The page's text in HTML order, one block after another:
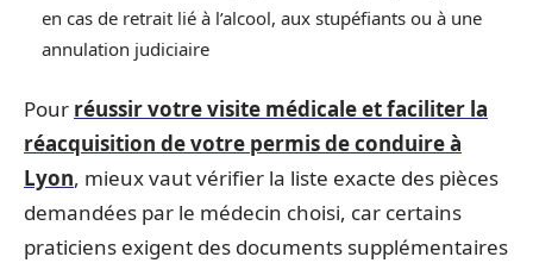
en cas de retrait lié à l’alcool, aux stupéfiants ou à une
annulation judiciaire
Pour réussir votre visite médicale et faciliter la
réacquisition de votre permis de conduire à
Lyon, mieux vaut vérifier la liste exacte des pièces
demandées par le médecin choisi, car certains
praticiens exigent des documents supplémentaires